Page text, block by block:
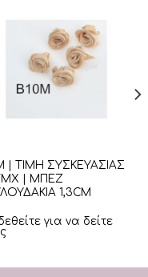
| ΤΙΜΗ ΣΥΣΚΕΥΑΣΙΑΣ
| ΜΠΕΖ
1,3CM
για να δείτε